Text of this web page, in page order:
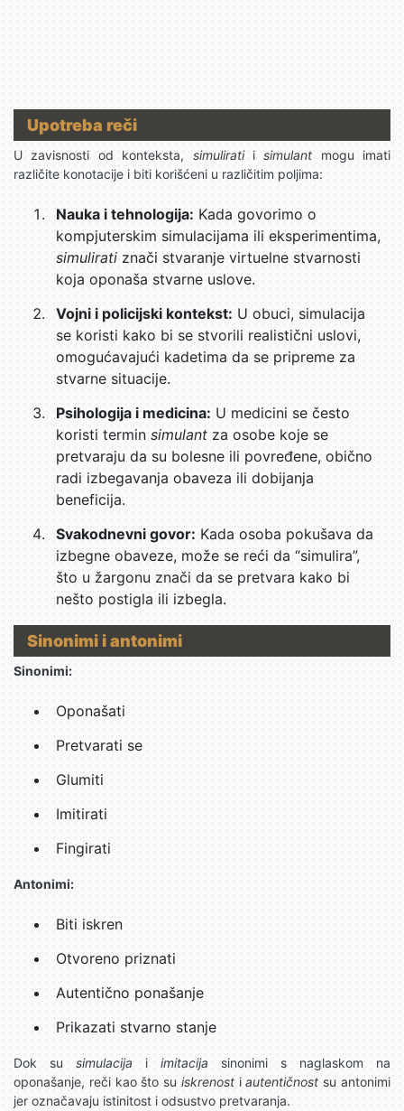
Upotreba reči
U zavisnosti od konteksta,simuliratiisimulantmogu imati
različite konotacije i biti korišćeni u različitim poljima:
Nauka i tehnologija: Kada govorimo o
kompjuterskim simulacijama ili eksperimentima,
simuliratiznači stvaranje virtuelne stvarnosti
koja oponaša stvarne uslove.
Vojni i policijski kontekst:U obuci, simulacija
se koristi kako bi se stvorili realistični uslovi,
omogućavajući kadetima da se pripreme za
stvarne situacije.
Psihologija i medicina:U medicini se često
koristi terminsimulant za osobe koje se
pretvaraju da su bolesne ili povređene, obično
radi izbegavanja obaveza ili dobijanja
beneficija.
Svakodnevni govor: Kada osoba pokušava da
izbegne obaveze, može se reći da “simulira”,
što u žargonu znači da se pretvara kako bi
nešto postigla ili izbegla.
Sinonimi i antonimi
Sinonimi:
Oponašati
Pretvarati se
Glumiti
Imitirati
Fingirati
Antonimi:
Biti iskren
Otvoreno priznati
Autentično ponašanje
Prikazati stvarno stanje
Dok su simulacijai imitacija sinonimi s naglaskom na
oponašanje, reči kao što su iskrenostiautentičnostsu antonimi
jer označavaju istinitost i odsustvo pretvaranja.